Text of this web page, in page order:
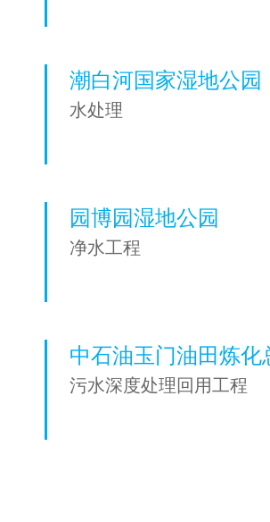
潮白河国家湿地公园
水处理
园博园湿地公园
净水工程
中石油玉门油田炼化
污水深度处理回用工程